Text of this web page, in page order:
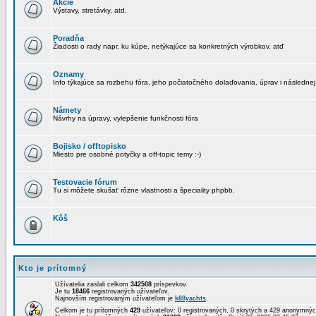
Akcie
Výstavy, stretávky, atd.
Poradňa
Žiadosti o rady napr. ku kúpe, netýkajúce sa konkretných výrobkov, atď
Oznamy
Info týkajúce sa rozbehu fóra, jeho počiatočného dolaďovania, úprav i následnej
Námety
Návrhy na úpravy, vylepšenie funkčnosti fóra
Bojisko / offtopisko
Miesto pre osobné potyčky a off-topic temy :-)
Testovacie fórum
Tu si môžete skušať rôzne vlastnosti a špeciality phpbb.
Kôš
Kto je prítomný
Užívatelia zaslali celkom 342508 príspevkov.
Je tu 18466 registrovaných užívateľov.
Najnovším registrovaným užívateľom je k88yachts.
Celkom je tu prítomných 429 užívateľov: 0 registrovaných, 0 skrytých a 429